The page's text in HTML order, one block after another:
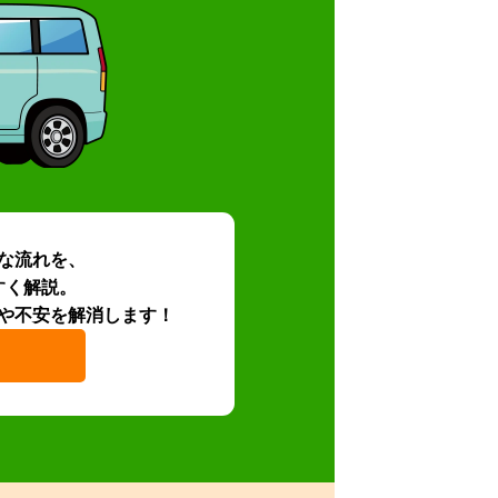
流れを、
解説。
不安を解消します！